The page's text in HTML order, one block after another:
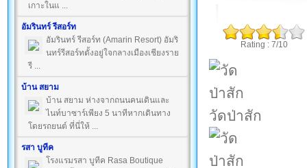
เกาะในแ ...
อัมรินทร์ รีสอร์ท
อัมรินทร์ รีสอร์ท (Amarin Resort) อัมริ
นทร์รีสอร์ทตั้งอยู่ใจกลางเมืองเชียงราย
รี ...
บ้าน สยาม
บ้าน สยาม ห่างจากถนนคนเดินและ
ไนท์บาซาร์เพียง 5 นาทีหากเดินทาง
โดยรถยนต์ ที่นี่ให้ ...
รสา บูทีค
โรงแรมรสา บูทีค Rasa Boutique
Rating : 7/10
วัดป่าสัก